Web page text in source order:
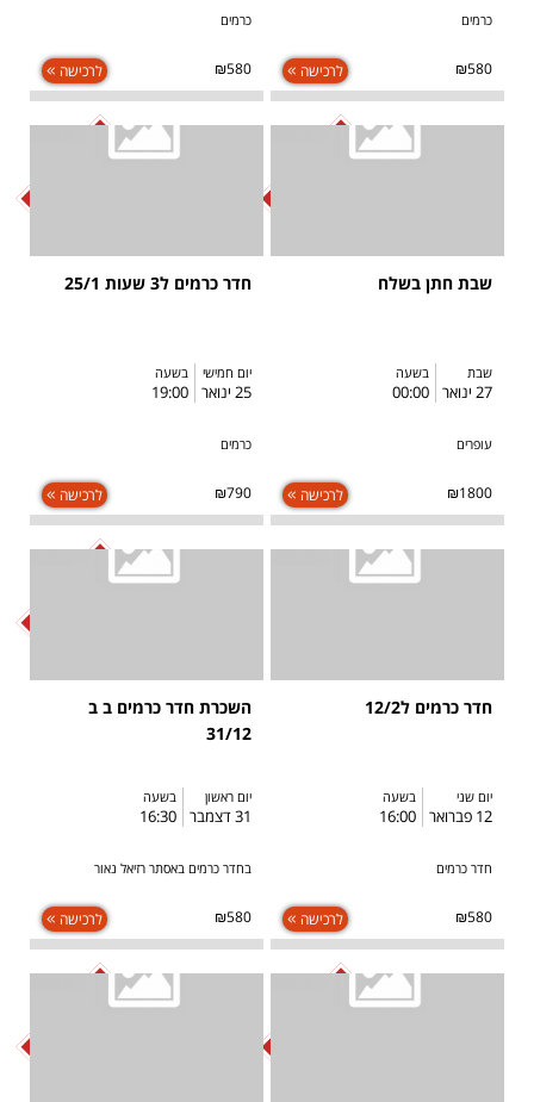
כרמים
₪580 לרכישה
כרמים
₪580 לרכישה
שבת חתן בשלח
SOLD OUT
שבת
27 ינואר
בשעה
00:00
עופרים
₪1800 לרכישה
חדר כרמים ל3 שעות 25/1
SOLD OUT
יום חמישי
25 ינואר
בשעה
19:00
כרמים
₪790 לרכישה
חדר כרמים ל12/2
יום שני
12 פברואר
בשעה
16:00
חדר כרמים
₪580 לרכישה
השכרת חדר כרמים ב ב
31/12
SOLD OUT
יום ראשון
31 דצמבר
בשעה
16:30
בחדר כרמים באסתר רזיאל נאור
₪580 לרכישה
SOLD OUT
SOLD OUT